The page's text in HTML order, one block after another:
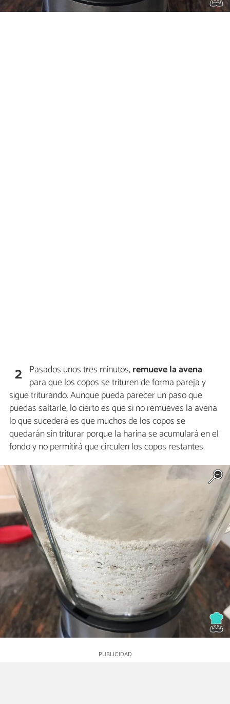
2 Pasados unos tres minutos,remueve la avena
para que los copos se trituren de forma pareja y
sigue triturando. Aunque pueda parecer un paso que
puedas saltarle, lo cierto es que si no remueves la avena
lo que sucederá es que muchos de los copos se
quedarán sin triturar porque la harina se acumulará en el
fondo y no permitirá que circulen los copos restantes.